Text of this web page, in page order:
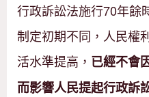
行政訴訟法施行70年餘
制定初期不同，人民權
活水準提高， 已經不會
而影響人民提起行政訴